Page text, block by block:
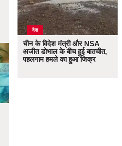
देश
चीन के विदेश मंत्री और NSA
अजीत डोभाल के बीच हुई बातचीत,
पहलगाम हमले का हुआ जिक्र